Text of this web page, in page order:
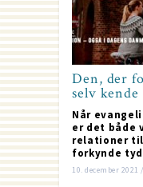
Den, der
selv kende
Når
er det både
relationer til
forkynde
10. december